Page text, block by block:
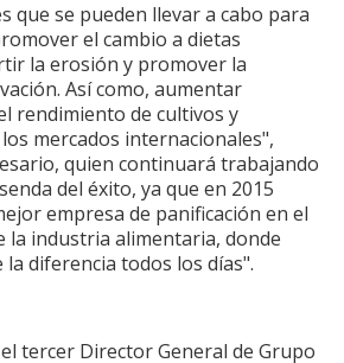
que se pueden llevar a cabo para
el cambio a dietas
la erosión y promover la
Así como, aumentar
rendimiento de cultivos y
mercados internacionales",
quien continuará trabajando
del éxito, ya que en 2015
empresa de panificación en el
la industria alimentaria, donde
diferencia todos los días".
tercer Director General de Grupo